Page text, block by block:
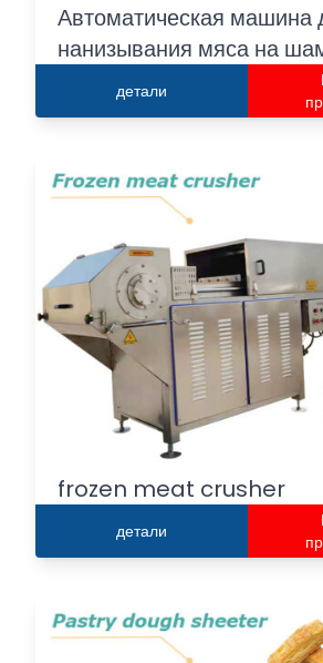
Автоматическая машина
нанизывания мяса на
детали
frozen meat crusher
детали